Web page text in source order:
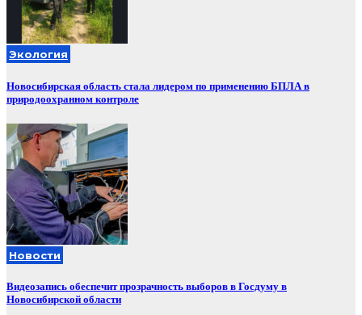
Экология
Новосибирская область стала лидером по применению БПЛА в
природоохранном контроле
Новости
Видеозапись обеспечит прозрачность выборов в Госдуму в
Новосибирской области